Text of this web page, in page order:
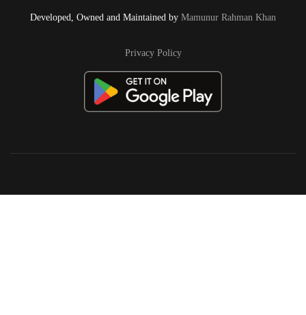
Developed, Owned and Maintained by Mamunur Rahman Khan
Privacy Policy